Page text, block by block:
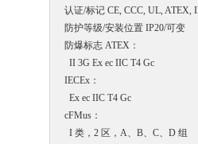
认证/标记 CE, CCC, UL, ATEX,
防护等级/安装位置 IP20/可变
防爆标志 ATEX：
II 3G Ex ec IIC T4 Gc
IECEx：
Ex ec IIC T4 Gc
cFMus：
I 类，2 区，A、B、C、D 组